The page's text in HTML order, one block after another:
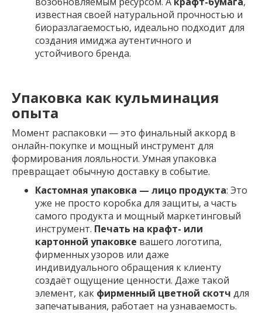
известная своей натуральной прочностью и
биоразлагаемостью, идеально подходит для
создания имиджа аутентичного и
устойчивого бренда.
Упаковка как кульминация
опыта
Момент распаковки — это финальный аккорд в
онлайн-покупке и мощный инструмент для
формирования лояльности. Умная упаковка
превращает обычную доставку в событие.
Кастомная упаковка — лицо продукта: Это
уже не просто коробка для защиты, а часть
самого продукта и мощный маркетинговый
инструмент. Печать на крафт- или
картонной упаковке вашего логотипа,
фирменных узоров или даже
индивидуального обращения к клиенту
создаёт ощущение ценности. Даже такой
элемент, как фирменный цветной скотч для
запечатывания, работает на узнаваемость.